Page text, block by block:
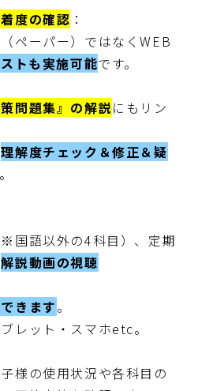
度の確認 ：
ペーパー）ではなくWEB
トも実施可能です。
問題集』の解説にもリン
理解度チェック＆修正＆疑
国語以外の4科目）、定期
解説動画の視聴
きます。
レット・スマホetc。
様の使用状況や各科目の